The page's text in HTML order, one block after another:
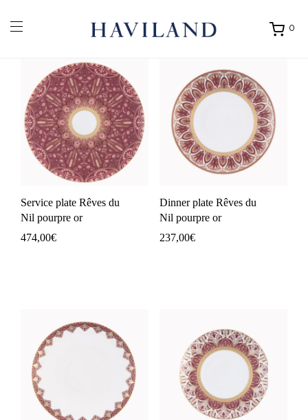
0
Ouvrir
Service plate Rêves du
Nil pourpre or
474,00€
Dinner plate Rêves du
Nil pourpre or
237,00€